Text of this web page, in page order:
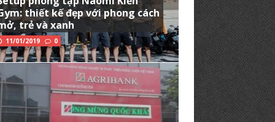
thiết kế đẹp với phong cách
trẻ và xanh
11/01/2019 0